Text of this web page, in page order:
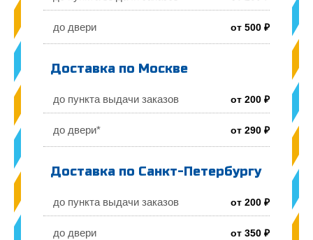
до двери от 500 ₽
Доставка по Москве
до пункта выдачи заказов от 200 ₽
до двери* от 290 ₽
Доставка по Санкт-Петербургу
до пункта выдачи заказов от 200 ₽
до двери от 350 ₽